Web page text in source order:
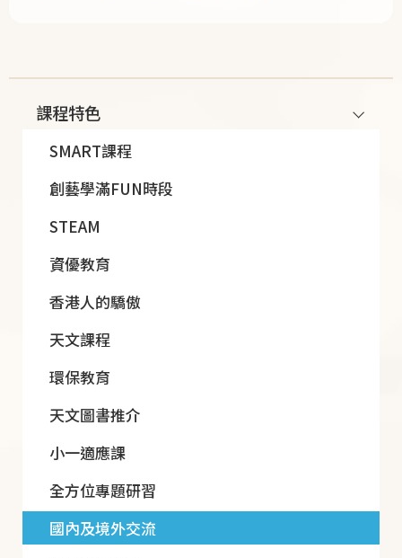
navigation
課程特色
SMART課程
創藝學滿FUN時段
STEAM
資優教育
香港人的驕傲
天文課程
環保教育
天文圖書推介
小一適應課
全方位專題研習
國內及境外交流